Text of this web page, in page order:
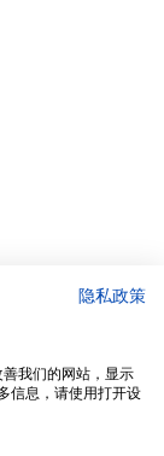
隐私政策
我们的网站，显示
信息，请使用打开设